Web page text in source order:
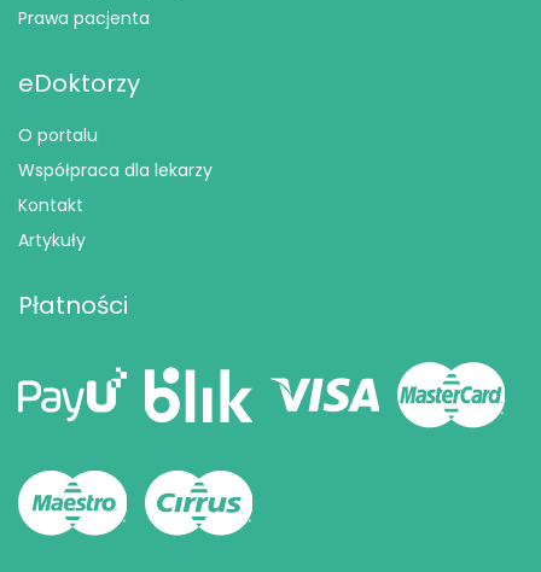
Prawa pacjenta
eDoktorzy
O portalu
Współpraca dla lekarzy
Kontakt
Artykuły
Płatności